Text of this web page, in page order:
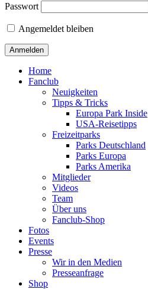
Passwort
Angemeldet bleiben
Home
Fanclub
Neuigkeiten
Tipps & Tricks
Europa Park Inside
USA-Reisetipps
Freizeitparks
Parks Deutschland
Parks Europa
Parks Amerika
Mitglieder
Videos
Team
Über uns
Fanclub-Shop
Fotos
Events
Presse
Wir in den Medien
Presseanfrage
Shop